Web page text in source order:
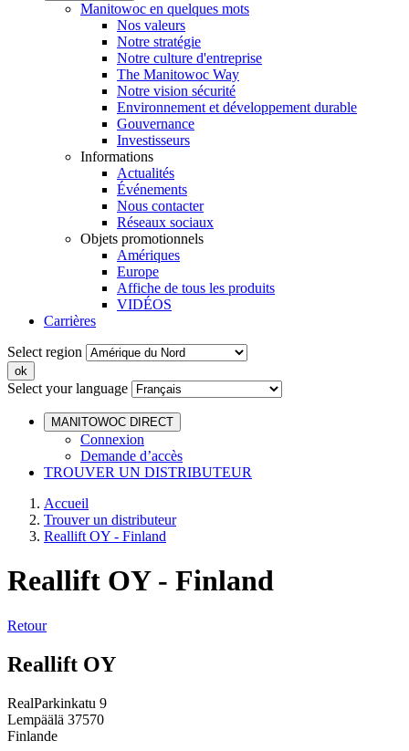
Manitowoc en quelques mots
Nos valeurs
Notre stratégie
Notre culture d'entreprise
The Manitowoc Way
Notre vision sécurité
Environnement et développement durable
Gouvernance
Investisseurs
Informations
Actualités
Événements
Nous contacter
Réseaux sociaux
Objets promotionnels
Amériques
Europe
Affiche de tous les produits
VIDÉOS
Carrières
Select region
Select your language
MANITOWOC DIRECT
Connexion
Demande d’accès
TROUVER UN DISTRIBUTEUR
Accueil
Trouver un distributeur
Reallift OY - Finland
Reallift OY - Finland
Retour
Reallift OY
RealParkinkatu 9
Lempäälä 37570
Finlande